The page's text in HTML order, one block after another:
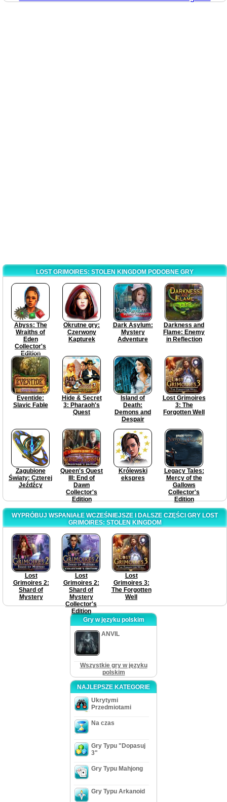
LOST GRIMOIRES: STOLEN KINGDOM PODOBNE GRY
Abyss: The
Wraiths of
Eden
Collector's
Edition
Okrutne gry:
Czerwony
Kapturek
Dark Asylum:
Mystery
Adventure
Darkness and
Flame: Enemy
in Reflection
Eventide:
Slavic Fable
Hide & Secret
3: Pharaoh's
Quest
Island of
Death:
Demons and
Despair
Lost Grimoires
3: The
Forgotten Well
Zagubione
Światy: Czterej
Jeźdźcy
Queen's Quest
III: End of
Dawn
Collector's
Edition
Królewski
ekspres
Legacy Tales:
Mercy of the
Gallows
Collector's
Edition
WYPRÓBUJ WSPANIAŁE WCZEŚNIEJSZE I DALSZE CZĘŚCI GRY LOST
GRIMOIRES: STOLEN KINGDOM
Lost
Grimoires 2:
Shard of
Mystery
Lost
Grimoires 2:
Shard of
Mystery
Collector's
Edition
Lost
Grimoires 3:
The Forgotten
Well
Gry w języku polskim
ANVIL
Wszystkie gry w języku
polskim
NAJLEPSZE KATEGORIE
Ukrytymi
Przedmiotami
Na czas
Gry Typu "Dopasuj
3"
Gry Typu Mahjong
Gry Typu Arkanoid